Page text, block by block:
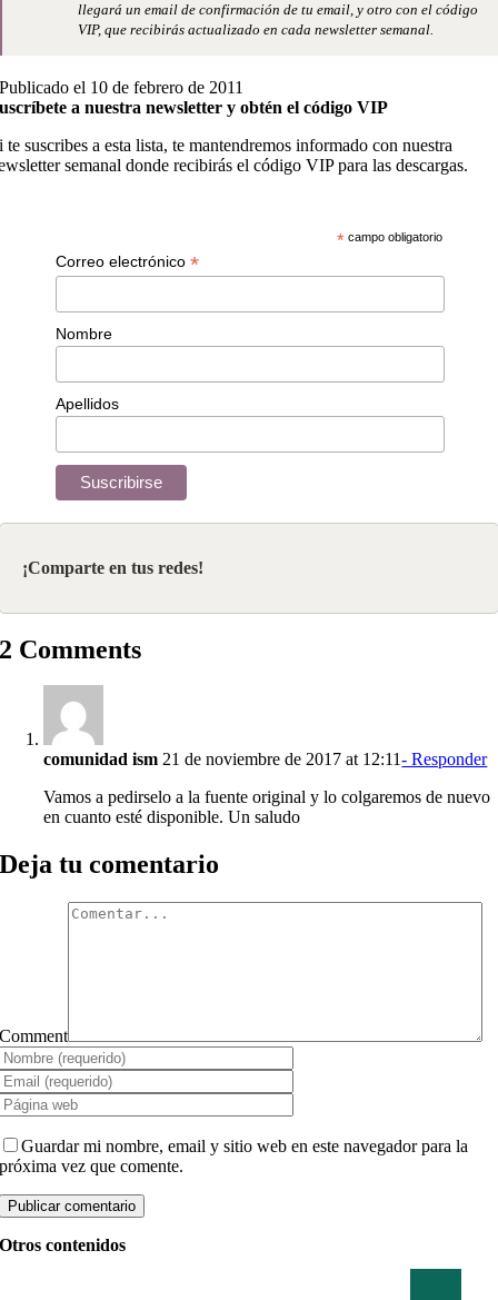
llegará un email de confirmación de tu email, y otro con el código
VIP, que recibirás actualizado en cada newsletter semanal.
Publicado el 10 de febrero de 2011
a nuestra newsletter y obtén el código VIP
te suscribes a esta lista, te mantendremos informado con nuestra
semanal donde recibirás el código VIP para las descargas.
*campo obligatorio
Correo electrónico *
Nombre
Apellidos
¡Comparte en tus redes!
2 Comments
comunidad ism 21 de noviembre de 2017 at 12:11- Responder
Vamos a pedirselo a la fuente original y lo colgaremos de nuevo
en cuanto esté disponible. Un saludo
Deja tu comentario
Comment
Guardar mi nombre, email y sitio web en este navegador para la
próxima vez que comente.
Otros contenidos